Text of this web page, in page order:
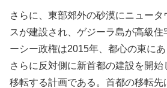
さらに、東部郊外の砂漠にニュータ
スが建設され、ゲジーラ島が高級
ーシー政権は2015年、都心の東に
さらに反対側に新首都の建設を開
移転する計画である。首都の移転先